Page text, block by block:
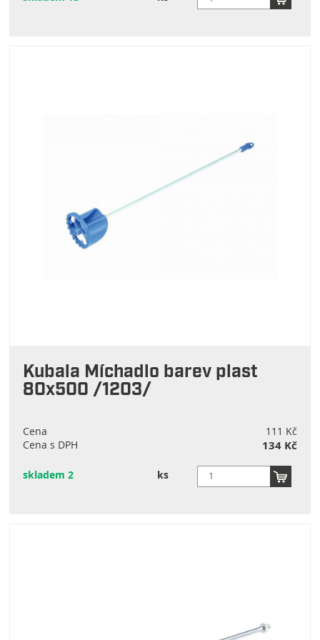
Kubala Míchadlo barev plast
80x500 /1203/
Cena
111 Kč
Cena s DPH
134 Kč
skladem 2 ks